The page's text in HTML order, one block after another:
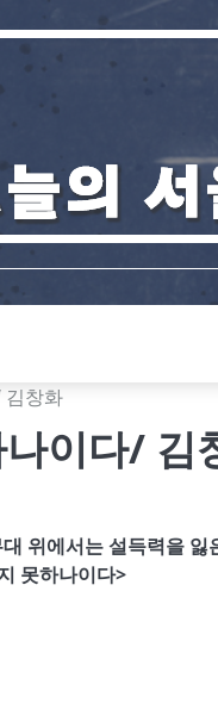
창화
이다/ 김
위에서는 설득력을 잃
못하나이다>